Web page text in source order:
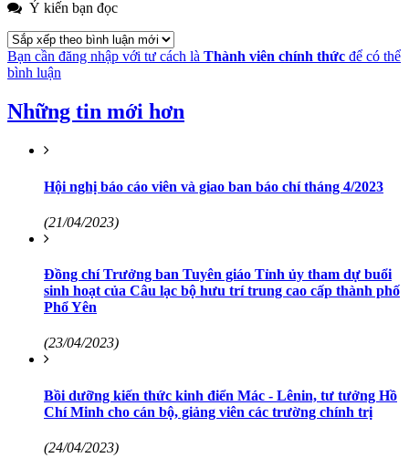
Ý kiến bạn đọc
Bạn cần đăng nhập với tư cách là Thành viên chính thức để có thể
bình luận
Những tin mới hơn
Hội nghị báo cáo viên và giao ban báo chí tháng 4/2023
(21/04/2023)
Đồng chí Trưởng ban Tuyên giáo Tỉnh ủy tham dự buổi
sinh hoạt của Câu lạc bộ hưu trí trung cao cấp thành phố
Phổ Yên
(23/04/2023)
Bồi dưỡng kiến thức kinh điển Mác - Lênin, tư tưởng Hồ
Chí Minh cho cán bộ, giảng viên các trường chính trị
(24/04/2023)